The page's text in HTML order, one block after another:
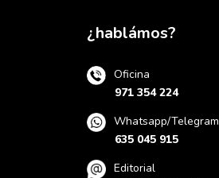
¿hablámos?
Oficina
971 354 224
Whatsapp/Telegram
635 045 915
Editorial